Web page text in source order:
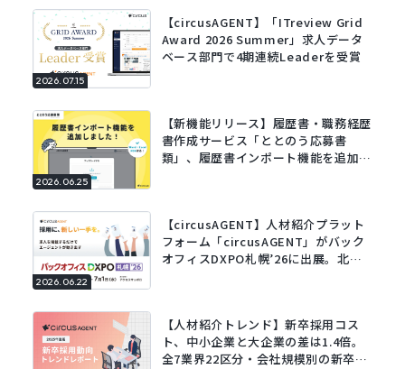
2026.07.15
【circusAGENT】「ITreview Grid
Award 2026 Summer」求人データ
ベース部門で4期連続Leaderを受賞
2026.06.25
【新機能リリース】履歴書・職務経歴
書作成サービス「ととのう応募書
類」、履歴書インポート機能を追加。
2026.06.22
【circusAGENT】人材紹介プラット
フォーム「circusAGENT」がバック
オフィスDXPO札幌’26に出展。北海
【人材紹介トレンド】新卒採用コス
ト、中小企業と大企業の差は1.4倍。
全7業界22区分・会社規模別の新卒採